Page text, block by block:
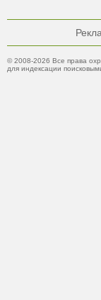
© 2008-2026 Все права
для индексации